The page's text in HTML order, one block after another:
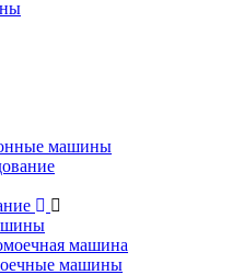
машины
машина
машины